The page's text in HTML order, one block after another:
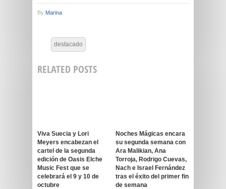
By Marina
destacado
RELATED POSTS
Viva Suecia y Lori
Meyers encabezan el
cartel de la segunda
edición de Oasis Elche
Music Fest que se
celebrará el 9 y 10 de
octubre
Noches Mágicas encara
su segunda semana con
Ara Malikian, Ana
Torroja, Rodrigo Cuevas,
Nach e Israel Fernández
tras el éxito del primer fin
de semana